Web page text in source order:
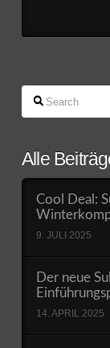
Search
Alle
Cool Deal:
9. JULI 2025
Der neue
14. APRIL 2025